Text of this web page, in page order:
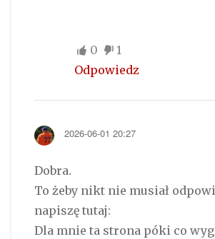
0
1
Odpowiedz
2026-06-01 20:27
Dobra.
To żeby nikt nie musiał
napiszę tutaj:
Dla mnie ta strona póki co